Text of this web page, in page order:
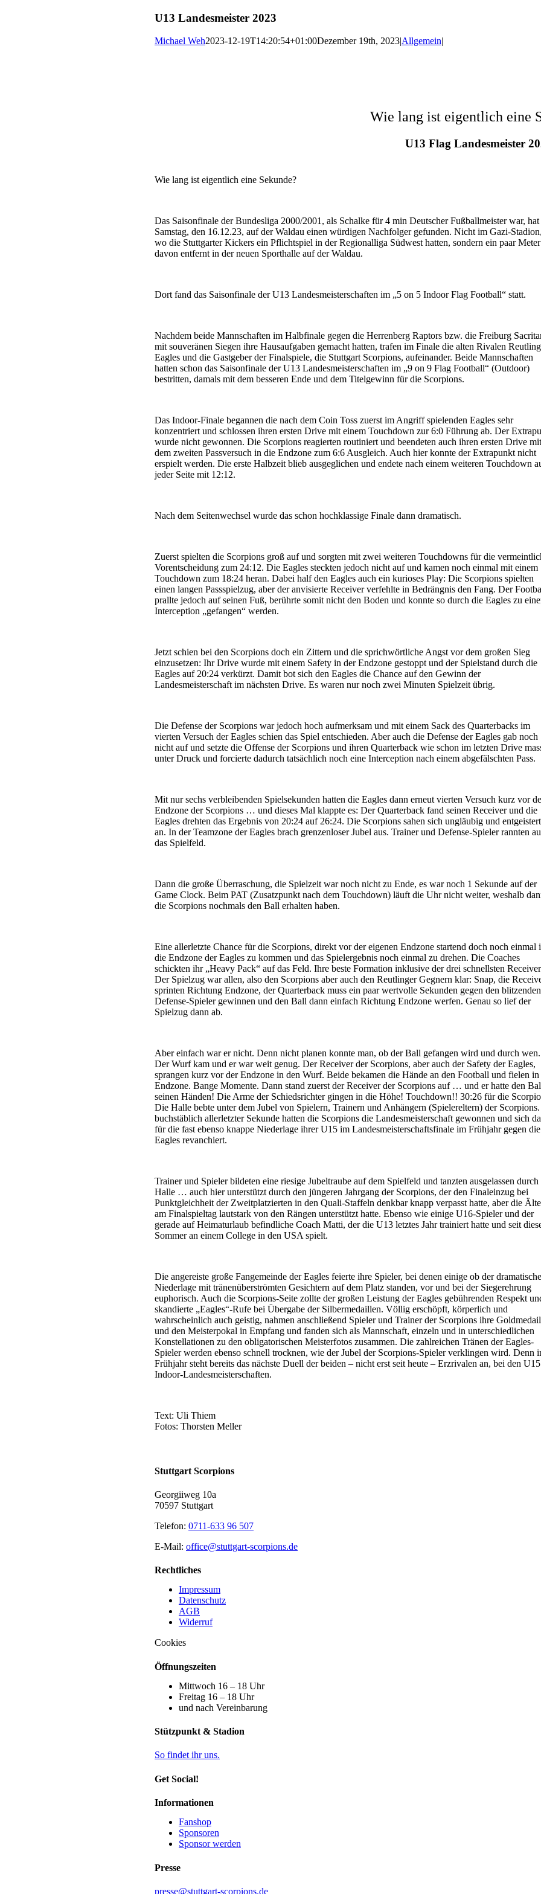
Zum
springen
U13 Landesmeister 2023
Michael Weh2023-12-19T14:20:54+01:00Dezember 19th, 2023|Allgemein|
Wie lang ist eigentlich eine
U13 Flag Landesmeister
Wie lang ist eigentlich eine Sekunde?
Das Saisonfinale der Bundesliga 2000/2001, als Schalke für 4 min Deutscher Fußballmeister war, hat
Samstag, den 16.12.23, auf der Waldau einen würdigen Nachfolger gefunden. Nicht im Gazi-Stadion,
wo die Stuttgarter Kickers ein Pflichtspiel in der Regionalliga Südwest hatten, sondern ein paar Meter
davon entfernt in der neuen Sporthalle auf der Waldau.
Dort fand das Saisonfinale der U13 Landesmeisterschaften im „5 on 5 Indoor Flag Football“ statt.
Nachdem beide Mannschaften im Halbfinale gegen die Herrenberg Raptors bzw. die Freiburg
mit souveränen Siegen ihre Hausaufgaben gemacht hatten, trafen im Finale die alten Rivalen
Eagles und die Gastgeber der Finalspiele, die Stuttgart Scorpions, aufeinander. Beide Mannschaften
hatten schon das Saisonfinale der U13 Landesmeisterschaften im „9 on 9 Flag Football“ (Outdoor)
bestritten, damals mit dem besseren Ende und dem Titelgewinn für die Scorpions.
Das Indoor-Finale begannen die nach dem Coin Toss zuerst im Angriff spielenden Eagles sehr
konzentriert und schlossen ihren ersten Drive mit einem Touchdown zur 6:0 Führung ab. Der
wurde nicht gewonnen. Die Scorpions reagierten routiniert und beendeten auch ihren ersten Drive mit
dem zweiten Passversuch in die Endzone zum 6:6 Ausgleich. Auch hier konnte der Extrapunkt nicht
erspielt werden. Die erste Halbzeit blieb ausgeglichen und endete nach einem weiteren Touchdown
jeder Seite mit 12:12.
Nach dem Seitenwechsel wurde das schon hochklassige Finale dann dramatisch.
Zuerst spielten die Scorpions groß auf und sorgten mit zwei weiteren Touchdowns für die
Vorentscheidung zum 24:12. Die Eagles steckten jedoch nicht auf und kamen noch einmal mit einem
Touchdown zum 18:24 heran. Dabei half den Eagles auch ein kurioses Play: Die Scorpions spielten
einen langen Passspielzug, aber der anvisierte Receiver verfehlte in Bedrängnis den Fang. Der
prallte jedoch auf seinen Fuß, berührte somit nicht den Boden und konnte so durch die Eagles zu
Interception „gefangen“ werden.
Jetzt schien bei den Scorpions doch ein Zittern und die sprichwörtliche Angst vor dem großen Sieg
einzusetzen: Ihr Drive wurde mit einem Safety in der Endzone gestoppt und der Spielstand durch die
Eagles auf 20:24 verkürzt. Damit bot sich den Eagles die Chance auf den Gewinn der
Landesmeisterschaft im nächsten Drive. Es waren nur noch zwei Minuten Spielzeit übrig.
Die Defense der Scorpions war jedoch hoch aufmerksam und mit einem Sack des Quarterbacks im
vierten Versuch der Eagles schien das Spiel entschieden. Aber auch die Defense der Eagles gab noch
nicht auf und setzte die Offense der Scorpions und ihren Quarterback wie schon im letzten Drive
unter Druck und forcierte dadurch tatsächlich noch eine Interception nach einem abgefälschten Pass.
Mit nur sechs verbleibenden Spielsekunden hatten die Eagles dann erneut vierten Versuch kurz vor
Endzone der Scorpions … und dieses Mal klappte es: Der Quarterback fand seinen Receiver und die
Eagles drehten das Ergebnis von 20:24 auf 26:24. Die Scorpions sahen sich ungläubig und entgeistert
an. In der Teamzone der Eagles brach grenzenloser Jubel aus. Trainer und Defense-Spieler rannten
das Spielfeld.
Dann die große Überraschung, die Spielzeit war noch nicht zu Ende, es war noch 1 Sekunde auf der
Game Clock. Beim PAT (Zusatzpunkt nach dem Touchdown) läuft die Uhr nicht weiter, weshalb
die Scorpions nochmals den Ball erhalten haben.
Eine allerletzte Chance für die Scorpions, direkt vor der eigenen Endzone startend doch noch einmal
die Endzone der Eagles zu kommen und das Spielergebnis noch einmal zu drehen. Die Coaches
schickten ihr „Heavy Pack“ auf das Feld. Ihre beste Formation inklusive der drei schnellsten
Der Spielzug war allen, also den Scorpions aber auch den Reutlinger Gegnern klar: Snap, die
sprinten Richtung Endzone, der Quarterback muss ein paar wertvolle Sekunden gegen den blitzenden
Defense-Spieler gewinnen und den Ball dann einfach Richtung Endzone werfen. Genau so lief der
Spielzug dann ab.
Aber einfach war er nicht. Denn nicht planen konnte man, ob der Ball gefangen wird und durch wen.
Der Wurf kam und er war weit genug. Der Receiver der Scorpions, aber auch der Safety der Eagles,
sprangen kurz vor der Endzone in den Wurf. Beide bekamen die Hände an den Football und fielen in
Endzone. Bange Momente. Dann stand zuerst der Receiver der Scorpions auf … und er hatte den
seinen Händen! Die Arme der Schiedsrichter gingen in die Höhe! Touchdown!! 30:26 für die
Die Halle bebte unter dem Jubel von Spielern, Trainern und Anhängern (Spielereltern) der
buchstäblich allerletzter Sekunde hatten die Scorpions die Landesmeisterschaft gewonnen und sich
für die fast ebenso knappe Niederlage ihrer U15 im Landesmeisterschaftsfinale im Frühjahr gegen die
Eagles revanchiert.
Trainer und Spieler bildeten eine riesige Jubeltraube auf dem Spielfeld und tanzten ausgelassen durch
Halle … auch hier unterstützt durch den jüngeren Jahrgang der Scorpions, der den Finaleinzug bei
Punktgleichheit der Zweitplatzierten in den Quali-Staffeln denkbar knapp verpasst hatte, aber die
am Finalspieltag lautstark von den Rängen unterstützt hatte. Ebenso wie einige U16-Spieler und der
gerade auf Heimaturlaub befindliche Coach Matti, der die U13 letztes Jahr trainiert hatte und seit
Sommer an einem College in den USA spielt.
Die angereiste große Fangemeinde der Eagles feierte ihre Spieler, bei denen einige ob der
Niederlage mit tränenüberströmten Gesichtern auf dem Platz standen, vor und bei der Siegerehrung
euphorisch. Auch die Scorpions-Seite zollte der großen Leistung der Eagles gebührenden Respekt
skandierte „Eagles“-Rufe bei Übergabe der Silbermedaillen. Völlig erschöpft, körperlich und
wahrscheinlich auch geistig, nahmen anschließend Spieler und Trainer der Scorpions ihre
und den Meisterpokal in Empfang und fanden sich als Mannschaft, einzeln und in unterschiedlichen
Konstellationen zu den obligatorischen Meisterfotos zusammen. Die zahlreichen Tränen der Eagles-
Spieler werden ebenso schnell trocknen, wie der Jubel der Scorpions-Spieler verklingen wird. Denn
Frühjahr steht bereits das nächste Duell der beiden – nicht erst seit heute – Erzrivalen an, bei den U15
Indoor-Landesmeisterschaften.
Text: Uli Thiem
Fotos: Thorsten Meller
Stuttgart Scorpions
Georgiiweg 10a
70597 Stuttgart
Telefon: 0711-633 96 507
E-Mail: office@stuttgart-scorpions.de
Rechtliches
Impressum
Datenschutz
AGB
Widerruf
Cookies
Öffnungszeiten
Mittwoch 16 – 18 Uhr
Freitag 16 – 18 Uhr
und nach Vereinbarung
Stützpunkt & Stadion
So findet ihr uns.
Get Social!
Informationen
Fanshop
Sponsoren
Sponsor werden
Presse
presse@stuttgart-scorpions.de